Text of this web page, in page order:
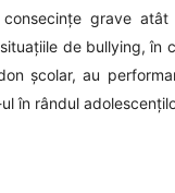
grave
de bullying, în
școlar, au
în rândul